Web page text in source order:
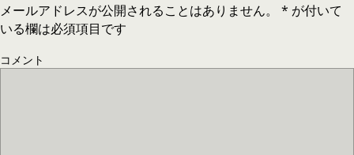
メールアドレスが公開されることはありません。 * が付いて
いる欄は必須項目です
コメント